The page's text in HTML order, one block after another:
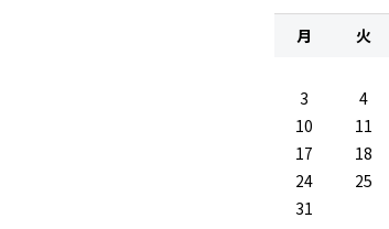
月 火
3
4
10
11
17
18
24
25
31